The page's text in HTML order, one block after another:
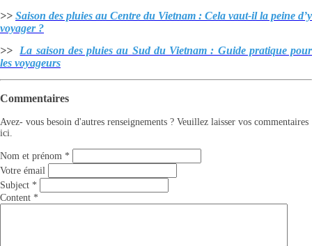
>> Saison des pluies au Centre du Vietnam : Cela vaut-il la peine d’y
voyager ?
>> La saison des pluies au Sud du Vietnam : Guide pratique pour
les voyageurs
Commentaires
Avez- vous besoin d'autres renseignements ? Veuillez laisser vos commentaires
ici.
Nom et prénom *
Votre émail
Subject *
Content *